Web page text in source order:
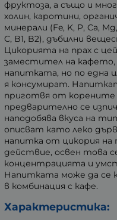
фруктоза, а също и
холин, каротини,
минерали (Fe, K, P, Ca,
C, B1, B2), дъбилни
Цикорията на прах с
заместител на кафето,
напитката, но по една
я консумират.
приготвя от
предварително се
наподобява вкуса на
описват като леко
напитка от цикория
действие, освен това
концентрацията и
Напитката може да се
в комбинация с кафе.
Характеристика: